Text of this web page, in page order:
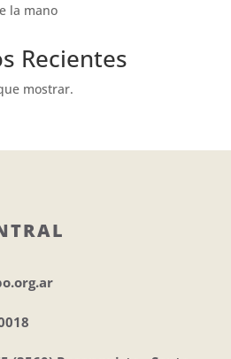
la mano
Recientes
mostrar.